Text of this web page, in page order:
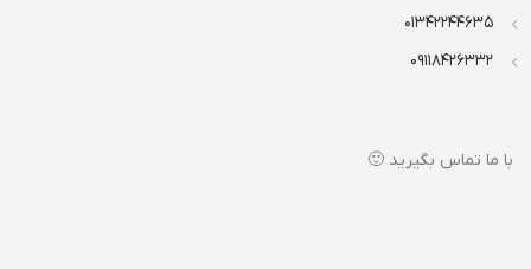
01342244635
09118426332
با ما تماس بگیرید 🙂